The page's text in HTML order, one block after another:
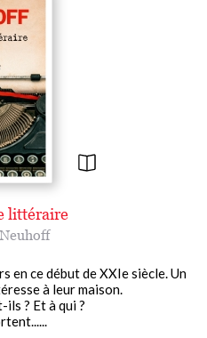
littéraire
en ce début de XXIe siècle. Un
à leur maison.
ils ? Et à qui ?